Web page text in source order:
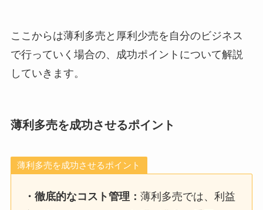
ここからは薄利多売と厚利少売を自分のビジネス
で行っていく場合の、成功ポイントについて解説
していきます。
薄利多売を成功させるポイント
薄利多売を成功させるポイント
・徹底的なコスト管理 ：薄利多売では、利益